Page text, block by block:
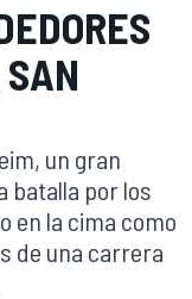
un gran
batalla por los
en la cima como
de una carrera